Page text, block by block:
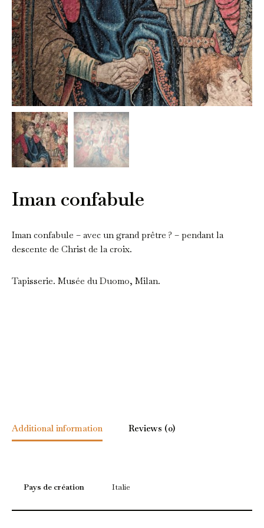
Iman confabule
Iman confabule – avec un grand prêtre ? – pendant la
descente de Christ de la croix.
Tapisserie. Musée du Duomo, Milan.
Additional information Reviews (0)
Pays de création Italie